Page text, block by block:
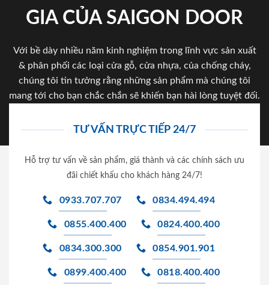
GIA CỦA SAIGON DOOR
Với bề dày nhiều năm kinh nghiệm trong lĩnh vực sản xuất
& phân phối các loại cửa gỗ, cửa nhựa, của chống cháy,
chúng tôi tin tưởng rằng những sản phẩm mà chúng tôi
mang tới cho bạn chắc chắn sẽ khiến bạn hài lòng tuyệt đối.
TƯ VẤN TRỰC TIẾP 24/7
Hỗ trợ tư vấn về sản phẩm, giá thành và các chính sách ưu
đãi chiết khấu cho khách hàng 24/7!
0933.707.707 0834.494.494
0855.400.400 0824.400.400
0834.300.300 0854.901.901
0899.400.400 0818.400.400